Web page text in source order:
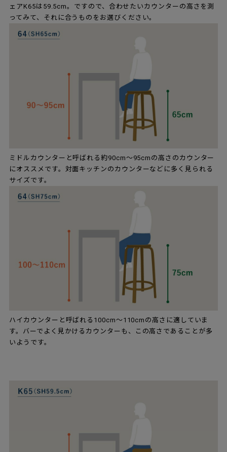
ェアK65は59.5cm。ですので、合わせたいカウンターの高さを測
ってみて、それに合うものをお選びください。
ミドルカウンターと呼ばれる約90cm～95cmの高さのカウンター
にオススメです。対面キッチンのカウンターなどに多く見られる
サイズです。
ハイカウンターと呼ばれる100cm～110cmの高さに適していま
す。バーでよく見かけるカウンターも、この高さであることが多
いようです。